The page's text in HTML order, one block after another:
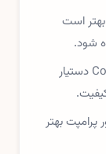
بهتر است
شود.
Copilot دستیار
پرامپت بهتر